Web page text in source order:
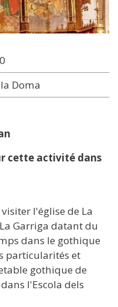
Doma
cette activité dans
l'église de La
Garriga datant du
dans le gothique
particularités et
gothique de
l'Escola dels